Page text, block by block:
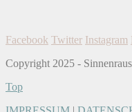
Facebook Twitter Instagram
Copyright 2025 -
Top